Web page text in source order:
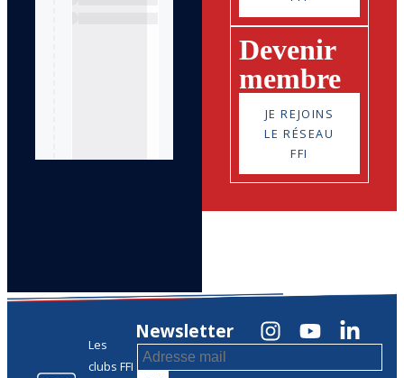
Devenir
membre
JE REJOINS
LE RÉSEAU
FFI
Les
clubs FFI
Newsletter